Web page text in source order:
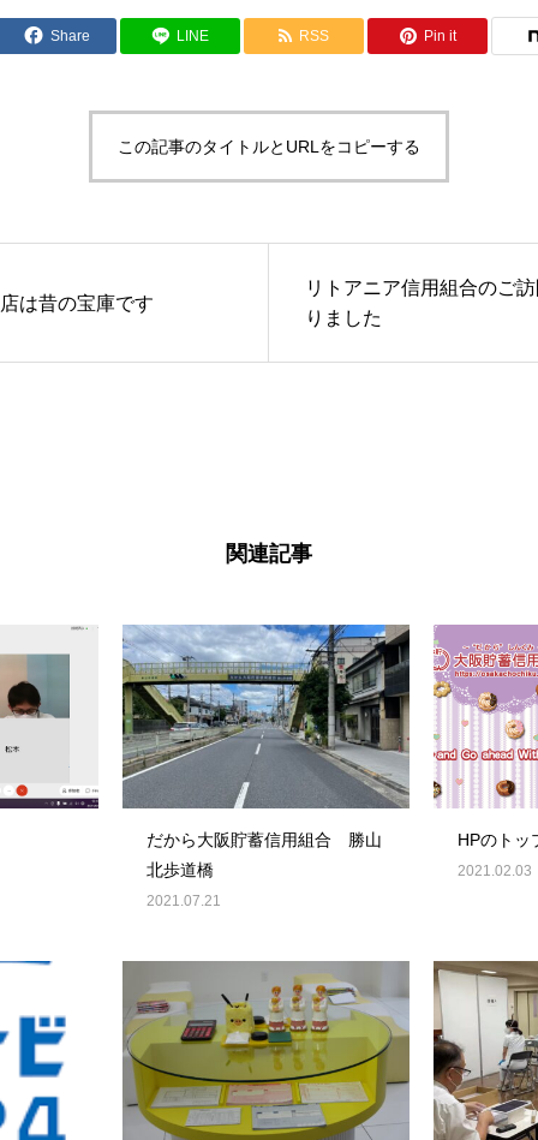
Share LINE RSS Pin it
この記事のタイトルとURLをコピーする
は昔の宝庫です
リトアニア信用組合のご
りました
関連記事
だから大阪貯蓄信用組合 勝山
北歩道橋
2021.07.21
HPのトッ
2021.02.03